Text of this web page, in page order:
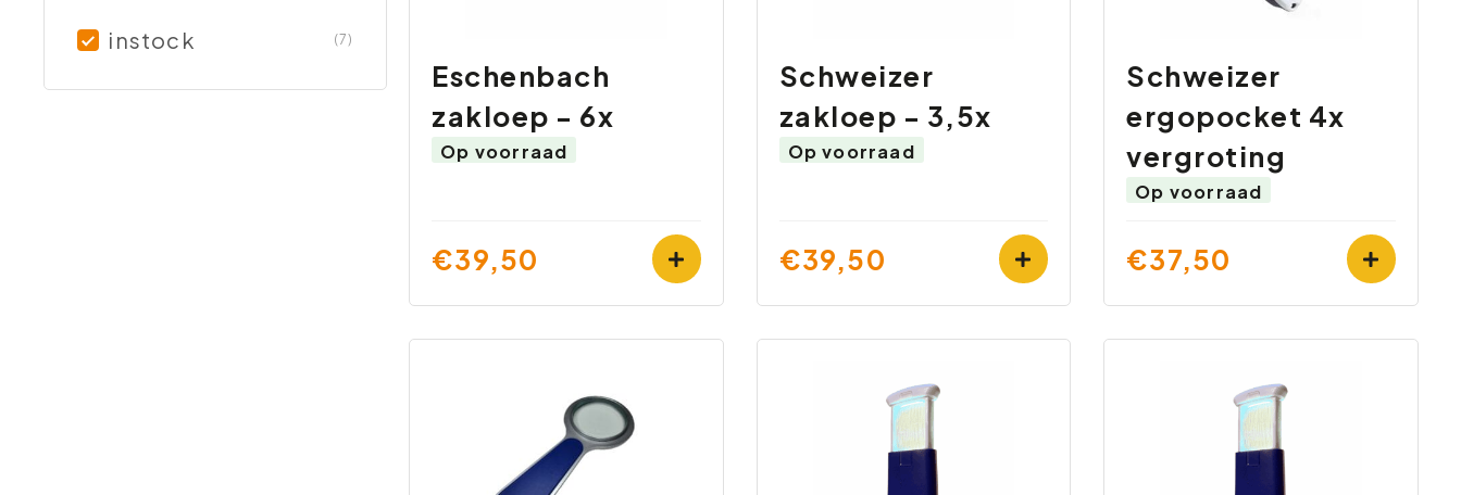
instock (7)
Eschenbach
zakloep - 6x
Op voorraad
€39,50
Schweizer
zakloep - 3,5x
Op voorraad
€39,50
Schweizer
ergopocket 4x
vergroting
Op voorraad
€37,50